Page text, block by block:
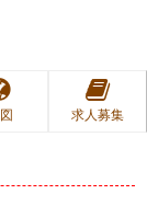
求人募集